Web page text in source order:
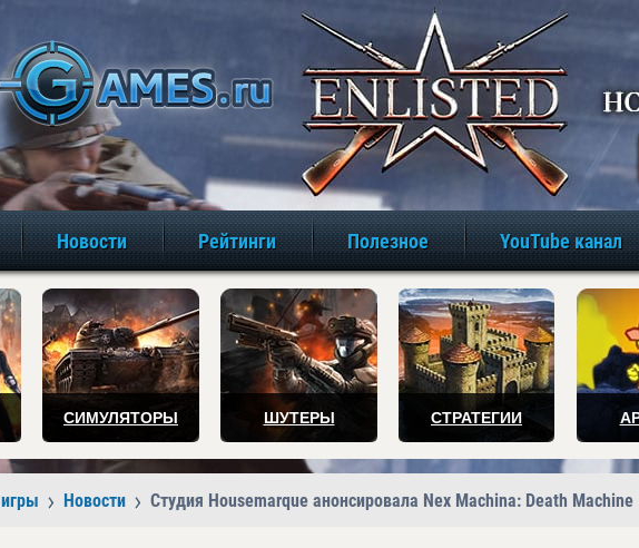
игры онлайн
Новости Рейтинги Полезное YouTube канал
СИМУЛЯТОРЫ ШУТЕРЫ СТРАТЕГИИ
Новости Студия Housemarque анонсировала Nex Machina: Death Machine